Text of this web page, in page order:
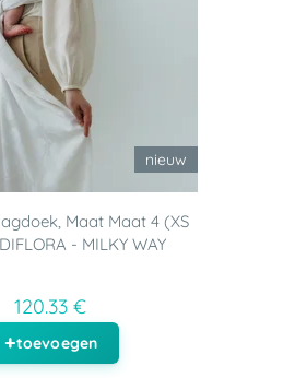
nieuw
Maat Maat 4 (XS
- MILKY WAY
120.33 €
toevoegen